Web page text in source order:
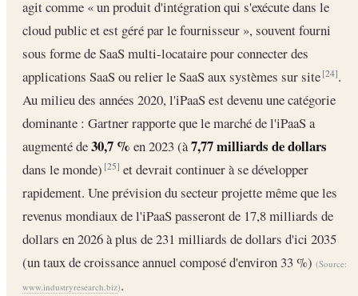
agit comme « un produit d'intégration qui s'exécute dans le
cloud public et est géré par le fournisseur », souvent fourni
sous forme de SaaS multi-locataire pour connecter des
applications SaaS ou relier le SaaS aux systèmes sur site[24].
Au milieu des années 2020, l'iPaaS est devenu une catégorie
dominante : Gartner rapporte que le marché de l'iPaaS a
augmenté de30,7 % en 2023 (à7,77 milliards de dollars
dans le monde)[25] et devrait continuer à se développer
rapidement. Une prévision du secteur projette même que les
revenus mondiaux de l'iPaaS passeront de 17,8 milliards de
dollars en 2026 à plus de 231 milliards de dollars d'ici 2035
(un taux de croissance annuel composé d'environ 33 %) (Source:
www.industryresearch.biz).